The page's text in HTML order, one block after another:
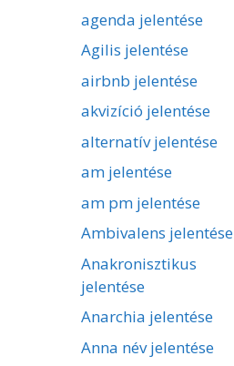
agenda jelentése
Agilis jelentése
airbnb jelentése
akvizíció jelentése
alternatív jelentése
am jelentése
am pm jelentése
Ambivalens jelentése
Anakronisztikus
jelentése
Anarchia jelentése
Anna név jelentése